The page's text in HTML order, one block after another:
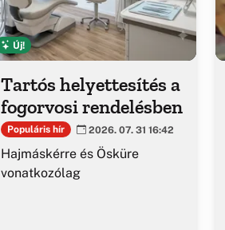
Új!
Tartós helyettesítés a
fogorvosi rendelésben
Populáris hír 2026. 07. 31 16:42
Hajmáskérre és Ösküre
vonatkozólag